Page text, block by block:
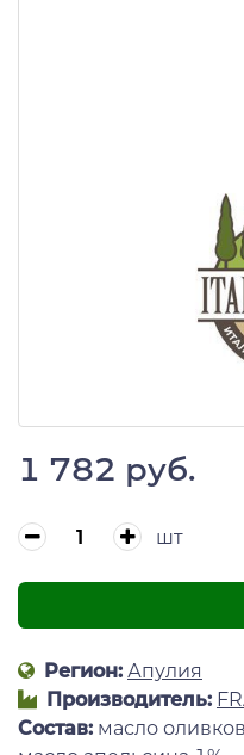
1 782 руб.
шт
Регион: Апулия
Производитель:
Состав: масло